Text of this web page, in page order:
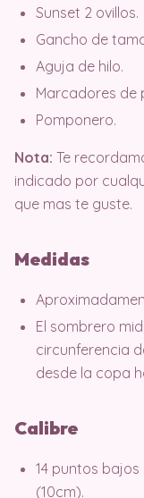
Sunset 2 ovillos.
Gancho de
Aguja de hilo.
Marcadores de
Pomponero.
Nota: Te
indicado por
que mas te guste.
Medidas
El sombrero
circunferencia
desde la copa
Calibre
14 puntos bajos
(10cm).